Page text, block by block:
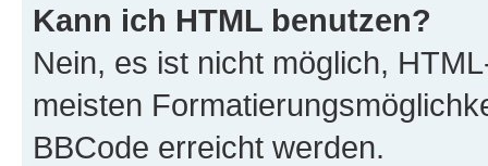
Kann ich HTML benutzen?
Nein, es ist nicht möglich,
meisten
BBCode erreicht werden.